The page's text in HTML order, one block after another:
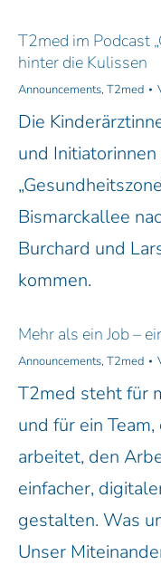
T2med im Podcast
hinter die Kulissen
Announcements, T2med
Die
und
Bismarckallee
Burchard und
kommen.
Mehr als ein Job –
Announcements, T2med
T2med steht für
und für ein
arbeitet, den
einfacher,
gestalten. Was
Unser